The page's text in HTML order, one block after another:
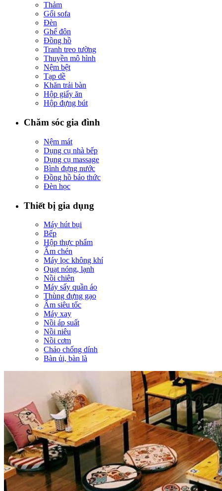
Thảm
Gối sofa
Đèn
Ghế đôn
Đồng hồ
Tranh treo tường
Thuyền mô hình
Nệm bệt
Tạp dề
Khăn trải bàn
Hộp giấy ăn
Hộp đựng bút
Chăm sóc gia đình
Nệm mát
Dụng cụ nhà bếp
Dụng cụ massage
Bình đựng nước
Đồng hồ báo thức
Đèn học
Thiết bị gia dụng
Máy hút bụi
Bếp
Hộp thực phẩm
Ấm chén
Máy lọc không khí
Quạt nóng, lạnh
Nồi chiên
Máy sấy quần áo
Thùng đựng gạo
Ấm siêu tốc
Máy xay
Nồi áp suất
Nồi niêu
Nồi cơm
Chảo chống dính
Bàn ủi, bàn là